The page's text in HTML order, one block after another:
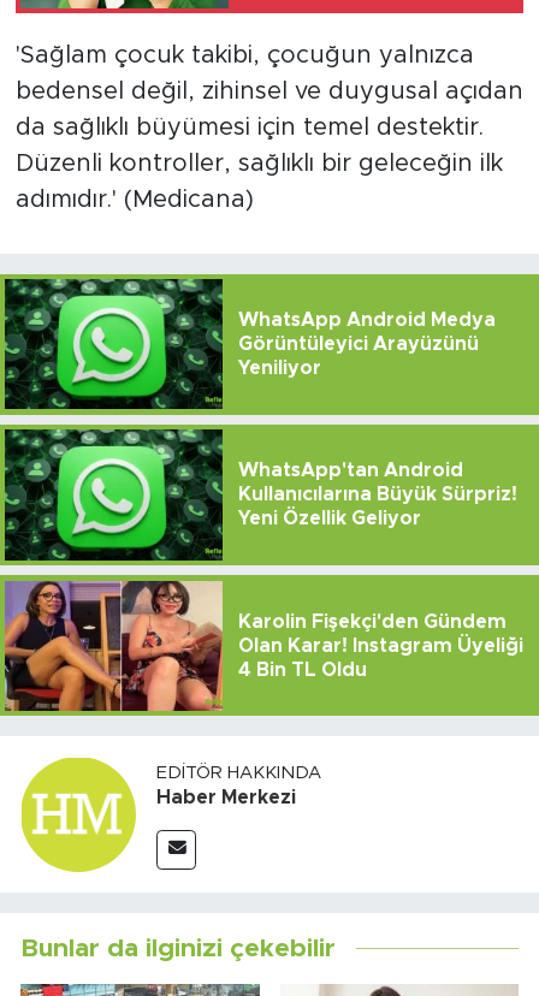
'Sağlam çocuk takibi, çocuğun yalnızca
bedensel değil, zihinsel ve duygusal açıdan
da sağlıklı büyümesi için temel destektir.
Düzenli kontroller, sağlıklı bir geleceğin ilk
adımıdır.' (Medicana)
WhatsApp Android Medya
Görüntüleyici Arayüzünü
Yeniliyor
WhatsApp'tan Android
Kullanıcılarına Büyük Sürpriz!
Yeni Özellik Geliyor
Karolin Fişekçi'den Gündem
Olan Karar! Instagram Üyeliği
4 Bin TL Oldu
EDITÖR HAKKINDA
Haber Merkezi
Bunlar da ilginizi çekebilir